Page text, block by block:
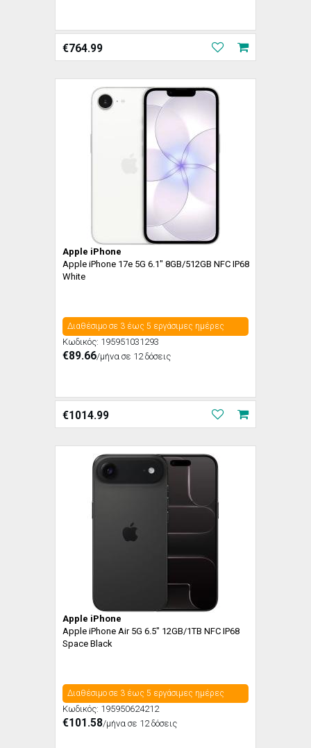
€764.99
Apple iPhone
Apple iPhone 17e 5G 6.1" 8GB/512GB NFC IP68
White
Διαθέσιμο σε 3 έως 5 εργάσιμες ημέρες
Κωδικός: 195951031293
€89.66/μήνα σε 12 δόσεις
€1014.99
Apple iPhone
Apple iPhone Air 5G 6.5" 12GB/1TB NFC IP68
Space Black
Διαθέσιμο σε 3 έως 5 εργάσιμες ημέρες
Κωδικός: 195950624212
€101.58/μήνα σε 12 δόσεις